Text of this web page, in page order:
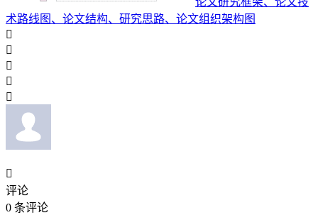
术路线图、论文结构、研究思路、论文组织架构图






评论
0 条评论